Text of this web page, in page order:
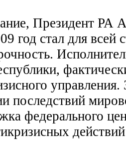
Президент РА
год стал для всей
последствий
федерального